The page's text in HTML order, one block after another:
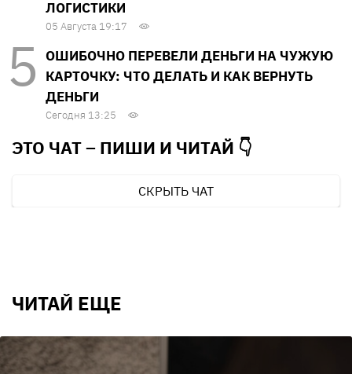
ЛОГИСТИКИ
05 Августа 19:17
ОШИБОЧНО ПЕРЕВЕЛИ ДЕНЬГИ НА ЧУЖУЮ
КАРТОЧКУ: ЧТО ДЕЛАТЬ И КАК ВЕРНУТЬ
ДЕНЬГИ
Сегодня 13:25
ЭТО ЧАТ – ПИШИ И ЧИТАЙ 👇
СКРЫТЬ ЧАТ
ЧИТАЙ ЕЩЕ